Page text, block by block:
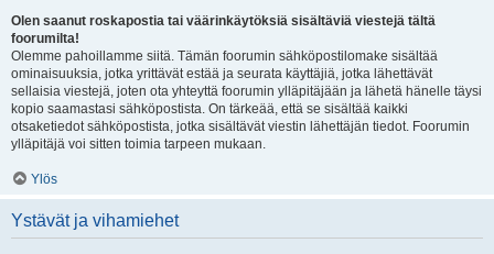
Olen saanut roskapostia tai väärinkäytöksiä sisältäviä viestejä tältä
foorumilta!
Olemme pahoillamme siitä. Tämän foorumin sähköpostilomake sisältää
ominaisuuksia, jotka yrittävät estää ja seurata käyttäjiä, jotka lähettävät
sellaisia viestejä, joten ota yhteyttä foorumin ylläpitäjään ja lähetä hänelle täysi
kopio saamastasi sähköpostista. On tärkeää, että se sisältää kaikki
otsaketiedot sähköpostista, jotka sisältävät viestin lähettäjän tiedot. Foorumin
ylläpitäjä voi sitten toimia tarpeen mukaan.
Ylös
Ystävät ja vihamiehet